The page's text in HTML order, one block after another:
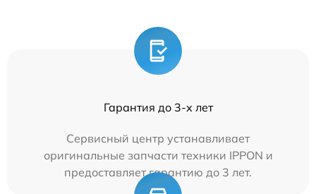
Гарантия до 3-х лет
Сервисный центр устанавливает
оригинальные запчасти техники IPPON и
предоставляет гарантию до 3 лет.